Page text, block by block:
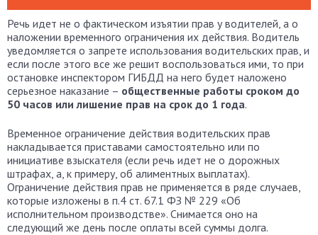
Речь идет не о фактическом изъятии прав у водителей, а о
наложении временного ограничения их действия. Водитель
уведомляется о запрете использования водительских прав, и
если после этого все же решит воспользоваться ими, то при
остановке инспектором ГИБДД на него будет наложено
серьезное наказание – общественные работы сроком до
50 часов или лишение прав на срок до 1 года.
Временное ограничение действия водительских прав
накладывается приставами самостоятельно или по
инициативе взыскателя (если речь идет не о дорожных
штрафах, а, к примеру, об алиментных выплатах).
Ограничение действия прав не применяется в ряде случаев,
которые изложены в п.4 ст. 67.1 ФЗ № 229 «Об
исполнительном производстве». Снимается оно на
следующий же день после оплаты всей суммы долга.